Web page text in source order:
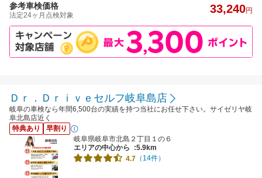
参考車検価格
法定24ヶ月点検対象 33,240円
Ｄｒ．Ｄｒｉｖｅセルフ岐阜島店
岐阜の車検なら年間6,500台の実績を持つ当社にお任せ下さい。サイゼリヤ岐
阜北島店近く
特典あり
早割り
岐阜県岐阜市北島２丁目１の６
エリアの中心から
:5.9km
4.7 （14件）